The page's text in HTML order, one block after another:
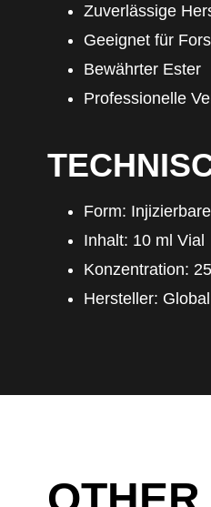
Zuverlässige
Geeignet für
Bewährter Ester
Professionelle
Form:
Inhalt: 10 ml Vial
Konzentration:
Hersteller: